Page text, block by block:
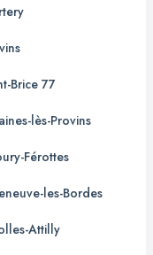
Brice 77
lès-Provins
Férottes
les-Bordes
Attilly